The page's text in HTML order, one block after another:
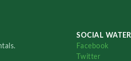
SOCIAL
Facebook
Twitter